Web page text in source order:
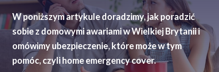
W poniższym artykule doradzimy, jak poradzić
sobie z domowymi awariami w Wielkiej Brytanii i
omówimy ubezpieczenie, które może w tym
pomóc, czyli home emergency cover.